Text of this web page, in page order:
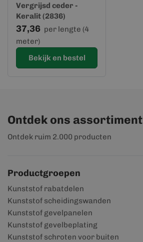
Vergrijsd ceder -
Keralit (2836)
37,36 per lengte (4
meter)
Bekijk en bestel
Ontdek ons assortiment
Ontdek ruim 2.000 producten
Productgroepen
Kunststof rabatdelen
Kunststof scheidingswanden
Kunststof gevelpanelen
Kunststof gevelbeplating
Kunststof schroten voor buiten